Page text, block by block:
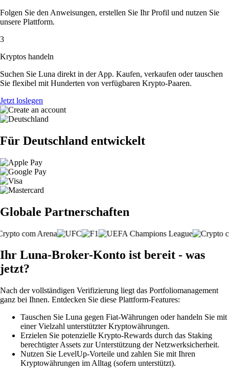
Folgen Sie den Anweisungen, erstellen Sie Ihr Profil und nutzen Sie
unsere Plattform.
3
Kryptos handeln
Suchen Sie Luna direkt in der App. Kaufen, verkaufen oder tauschen
Sie flexibel mit Hunderten von verfügbaren Krypto-Paaren.
Jetzt loslegen
Für Deutschland entwickelt
Globale Partnerschaften
Ihr Luna-Broker-Konto ist bereit - was
jetzt?
Nach der vollständigen Verifizierung liegt das Portfoliomanagement
ganz bei Ihnen. Entdecken Sie diese Plattform-Features:
Tauschen Sie Luna gegen Fiat-Währungen oder handeln Sie mit
einer Vielzahl unterstützter Kryptowährungen.
Erzielen Sie potenzielle Krypto-Rewards durch das Staking
berechtigter Assets zur Unterstützung der Netzwerksicherheit.
Nutzen Sie LevelUp-Vorteile und zahlen Sie mit Ihren
Kryptowährungen im Alltag (sofern unterstützt).